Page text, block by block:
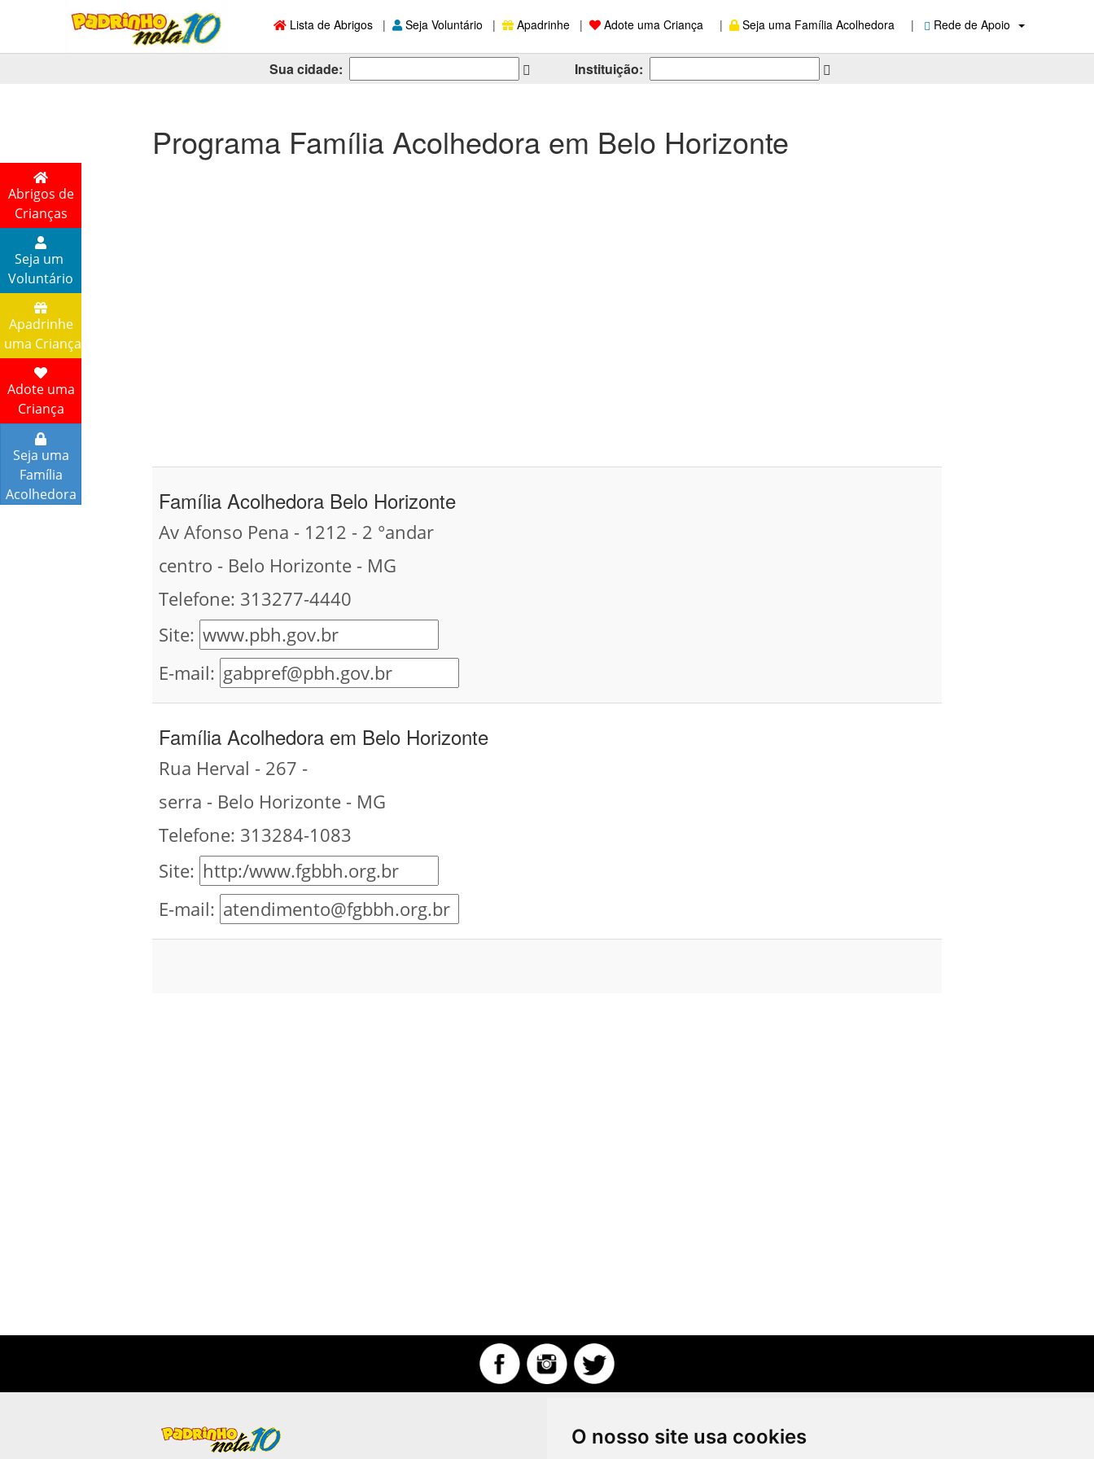
O nosso site usa cookies
Lista de Abrigos | Seja Voluntário | Apadrinhe | Adote uma Criança | Seja uma Família Acolhedora | Rede de Apoio
Sua cidade: Instituição:
Abrigos de
Crianças
Seja um
Voluntário
Apadrinhe
uma Criança
Adote uma
Criança
Seja uma
Família
Acolhedora
Programa Família Acolhedora em Belo Horizonte
Família Acolhedora Belo Horizonte
Av Afonso Pena - 1212 - 2 °andar
centro - Belo Horizonte - MG
Telefone: 313277-4440
Site:
E-mail:
Família Acolhedora em Belo Horizonte
Rua Herval - 267 -
serra - Belo Horizonte - MG
Telefone: 313284-1083
Site:
E-mail: